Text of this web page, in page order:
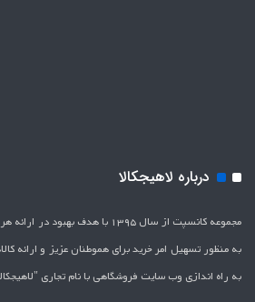
درباره لاهیجکالا
مجموعه کانسپت از سال 1395 با هدف
به منظور تسهیل امر خرید برای هموطنان عزیز و ارائه
به راه اندازی وب سایت فروشگاهی با نام تجاری